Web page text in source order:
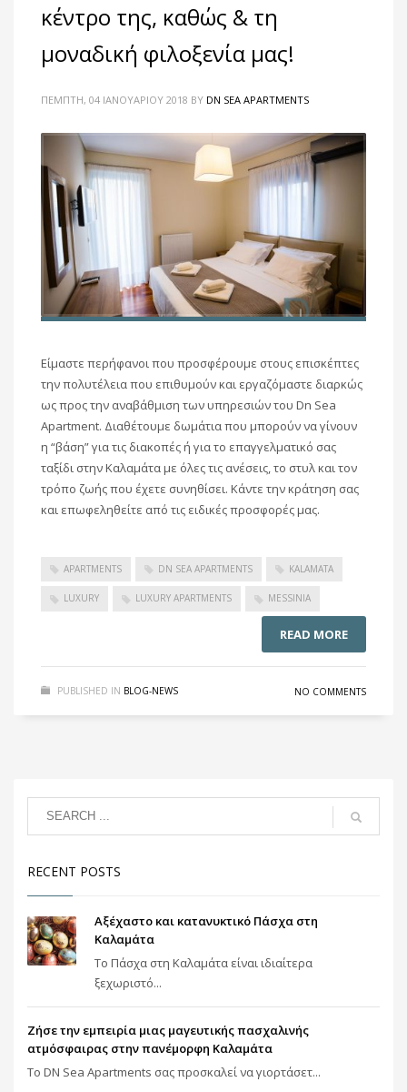
κέντρο της, καθώς & τη
μοναδική φιλοξενία μας!
ΠΈΜΠΤΗ, 04 ΙΑΝΟΥΑΡΊΟΥ 2018 BY DN SEA APARTMENTS
Είμαστε περήφανοι που προσφέρουμε στους επισκέπτες
την πολυτέλεια που επιθυμούν και εργαζόμαστε διαρκώς
ως προς την αναβάθμιση των υπηρεσιών του Dn Sea
Apartment. Διαθέτουμε δωμάτια που μπορούν να γίνουν
η “βάση” για τις διακοπές ή για το επαγγελματικό σας
ταξίδι στην Καλαμάτα με όλες τις ανέσεις, το στυλ και τον
τρόπο ζωής που έχετε συνηθίσει. Κάντε την κράτηση σας
και επωφεληθείτε από τις ειδικές προσφορές μας.
APARTMENTS DN SEA APARTMENTS KALAMATA
LUXURY LUXURY APARTMENTS MESSINIA
READ MORE
PUBLISHED IN BLOG-NEWS NO COMMENTS
RECENT POSTS
Αξέχαστο και κατανυκτικό Πάσχα στη
Καλαμάτα
Το Πάσχα στη Καλαμάτα είναι ιδιαίτερα
ξεχωριστό...
Ζήσε την εμπειρία μιας μαγευτικής πασχαλινής
ατμόσφαιρας στην πανέμορφη Καλαμάτα
To DN Sea Apartments σας προσκαλεί να γιορτάσετ...